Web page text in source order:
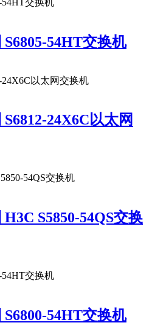
54HT交换机
24X6C以太网
S5850-54QS交换
54HT交换机